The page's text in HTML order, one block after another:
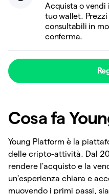
Acquista o vendi
tuo wallet. Prezzi
consultabili in
conferma.
Cosa fa
Young Platform è la
delle cripto-attività. Dal
rendere l'acquisto e la
un'esperienza chiara e
muovendo i primi passi,